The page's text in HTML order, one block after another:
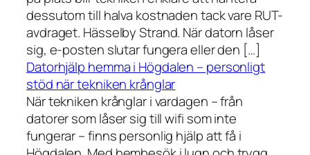
dessutom till halva kostnaden tack vare RUT-
avdraget. Hässelby Strand. När datorn låser
sig, e-posten slutar fungera eller den […]
Datorhjälp hemma i Högdalen – personligt
stöd när tekniken krånglar
När tekniken krånglar i vardagen – från
datorer som låser sig till wifi som inte
fungerar – finns personlig hjälp att få i